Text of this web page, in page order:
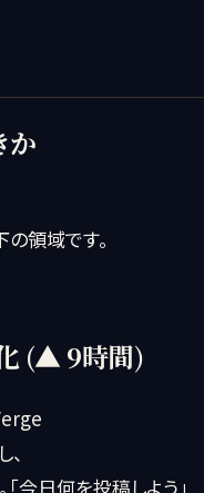
か
領域です。
(▲ 9時間)
今日何を投稿しよう」